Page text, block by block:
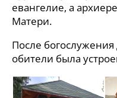
евангелие, а
Матери.
После богослужения
обители была